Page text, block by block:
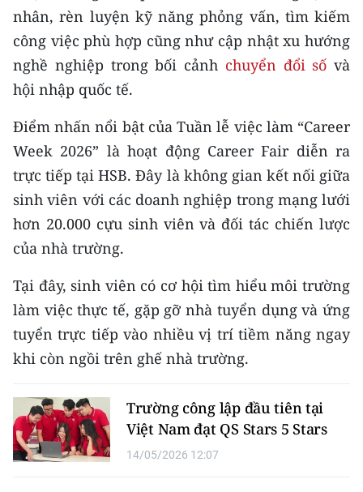
CHUYÊN ĐỀ
CÁC CHUYÊN TRANG
VỀ BÁO NHÂN DÂN
THỜI NAY
NHÂN DÂN CUỐI TUẦN
NHÂN DÂN HẰNG THÁNG
MUA BÁO
ĐỌC BÁO IN
中文
FRANÇAIS
nhân, rèn luyện kỹ năng phỏng vấn, tìm kiếm
công việc phù hợp cũng như cập nhật xu hướng
nghề nghiệp trong bối cảnh chuyển đổi số và
hội nhập quốc tế.
Điểm nhấn nổi bật của Tuần lễ việc làm “Career
Week 2026” là hoạt động Career Fair diễn ra
trực tiếp tại HSB. Đây là không gian kết nối giữa
sinh viên với các doanh nghiệp trong mạng lưới
hơn 20.000 cựu sinh viên và đối tác chiến lược
của nhà trường.
Tại đây, sinh viên có cơ hội tìm hiểu môi trường
làm việc thực tế, gặp gỡ nhà tuyển dụng và ứng
tuyển trực tiếp vào nhiều vị trí tiềm năng ngay
khi còn ngồi trên ghế nhà trường.
Trường công lập đầu tiên tại
Việt Nam đạt QS Stars 5 Stars
14/05/2026 12:07